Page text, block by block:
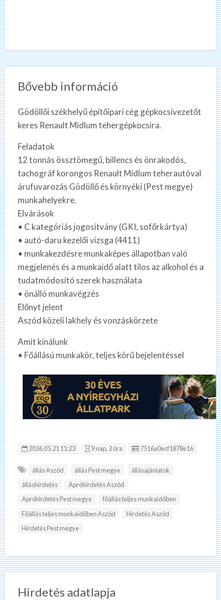
Bővebb információ
Gödöllői székhelyű építőipari cég gépkocsivezetőt
keres Renault Midlum tehergépkocsira.
Feladatok
12 tonnás össztömegű, billencs és önrakodós,
tachográf korongos Renault Midlum teherautóval
árufuvarozás Gödöllő és környéki (Pest megye)
munkahelyekre.
Elvárások
• C kategóriás jogosítvány (GKI, sofőrkártya)
• autó-daru kezelői vizsga (4411)
• munkakezdésre munkaképes állapotban való
megjelenés és a munkaidő alatt tilos az alkohol és a
tudatmódosító szerek használata
• önálló munkavégzés
Előnyt jelent
Aszód közeli lakhely és vonzáskörzete
Amit kínálunk
• Főállású munkakör, teljes körű bejelentéssel
2026.05.21 11:23 9 nap, 2 óra Hirdetés ID:
7516a0ecf1878e16
állás Aszód állás Pest megye
állásajánlatok
álláshirdetés
Apróhirdetés Aszód
Apróhirdetés Pest megye
főállás teljes munkaidőben
Főállás teljes munkaidőben Aszód
Hirdetés Aszód
Hirdetés Pest megye
Hirdetés adatlapja